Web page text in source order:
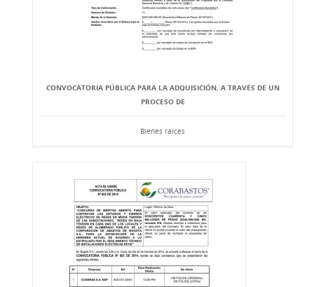
CONVOCATORIA PÚBLICA PARA LA ADQUISICIÓN, A TRAVÉS DE UN
PROCESO DE
Bienes raíces